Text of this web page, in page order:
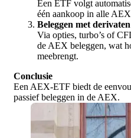
Een ETF volgt
één aankoop in alle
Beleggen met derivaten
Via opties, turbo’s of
de AEX beleggen, wat
meebrengt.
Conclusie
Een AEX-ETF biedt de
passief beleggen in de AEX.